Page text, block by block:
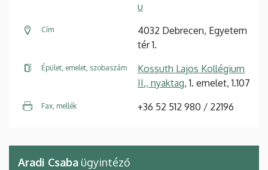
u
Cím
4032 Debrecen, Egyetem
tér 1.
Épület, emelet, szobaszám
Kossuth Lajos Kollégium
II., nyaktag, 1. emelet, 1.107
Fax, mellék +36 52 512 980 / 22196
Aradi Csaba ügyintéző